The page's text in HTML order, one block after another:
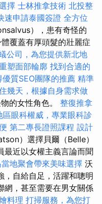
擇 士林推拿技術 北投整
速申請泰國簽證 全方位
），患有奇怪的
覆蓋有厚頭髮的壯麗症
公司，為您提供新北地
塑面部輪廓 找到合適的
優質SEO團隊的推薦 精準
幾天，根據自身需求做
的女性角色。 整復推拿
區眼科權威，專業眼科診
第二專長證照課程 設計
）選擇貝爾（Belle）
最近以女權主義言論而聞
地聚會帶來美味選擇 沃
，自給自足，活躍和聰明
網，甚至需要在男女關係
料理 打掃服務，為您打